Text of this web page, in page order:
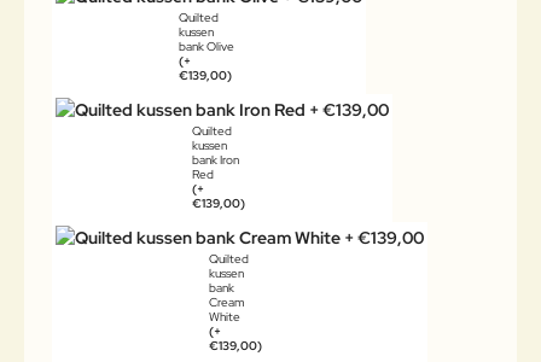
Quilted
kussen
bank Olive
(+
€139,00)
Quilted
kussen
bank Iron
Red
(+
€139,00)
Quilted
kussen
bank
Cream
White
(+
€139,00)